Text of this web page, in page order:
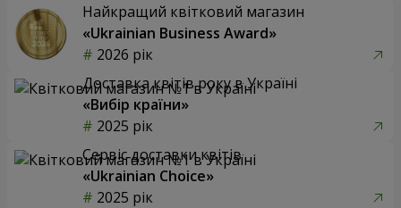
Найкращий квітковий магазин
«Ukrainian Business Award»
2026 рік
Доставка квітів року в Україні
«Вибір країни»
2025 рік
Сервіс доставки квітів
«Ukrainian Choice»
2025 рік